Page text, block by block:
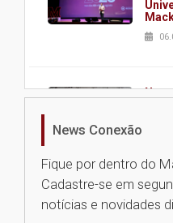
News Conexão
Fique por dentro do
Cadastre-se em
notícias e novidades